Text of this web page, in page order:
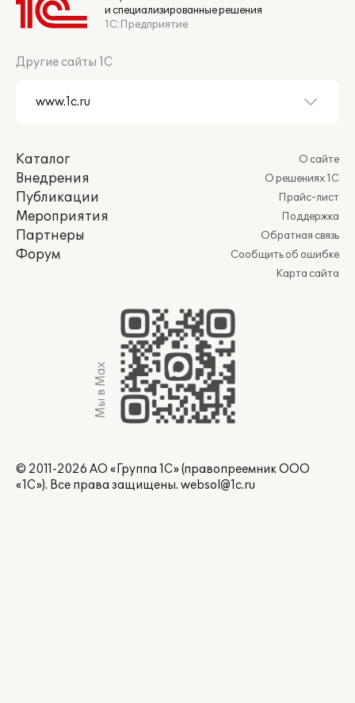
и специализированные решения
1С:Предприятие
Другие сайты 1С
Каталог
Внедрения
Публикации
Мероприятия
Партнеры
Форум
О сайте
О решениях 1С
Прайс-лист
Поддержка
Обратная связь
Сообщить об ошибке
Карта сайта
Мы в Max
© 2011-2026 АО «Группа 1С» (правопреемник ООО
«1С»). Все права защищены. websol@1c.ru